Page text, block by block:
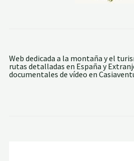
Web dedicada a la montaña y el
rutas detalladas en España y
documentales de vídeo en